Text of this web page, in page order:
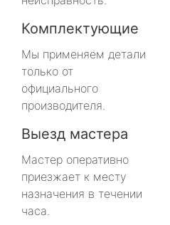
Комплектующие
Мы применяем детали
только от
официального
производителя.
Выезд мастера
Мастер оперативно
приезжает к месту
назначения в течении
часа.